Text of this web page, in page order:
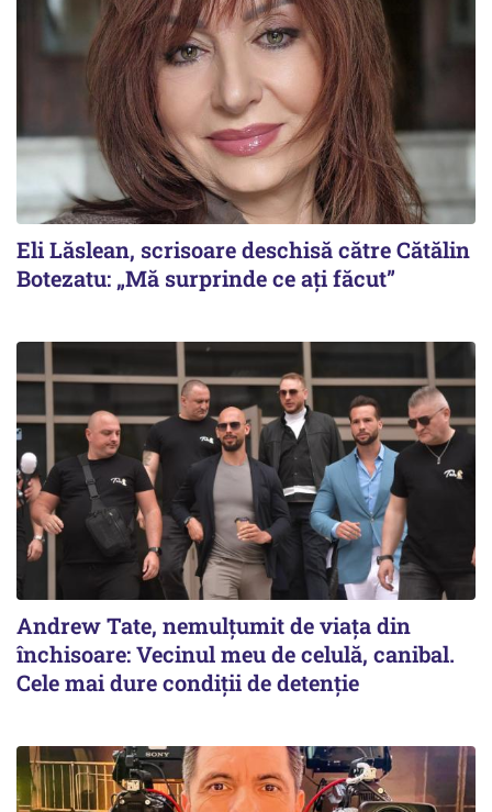
Eli Lăslean, scrisoare deschisă către Cătălin
Botezatu: „Mă surprinde ce ați făcut”
Andrew Tate, nemulțumit de viața din
închisoare: Vecinul meu de celulă, canibal.
Cele mai dure condiții de detenție